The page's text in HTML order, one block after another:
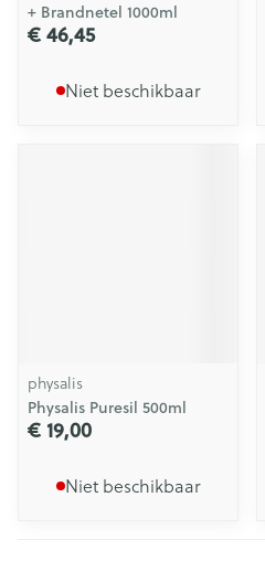
+ Brandnetel 1000ml
€ 46,45
Niet beschikbaar
physalis
Physalis Puresil 500ml
€ 19,00
Niet beschikbaar